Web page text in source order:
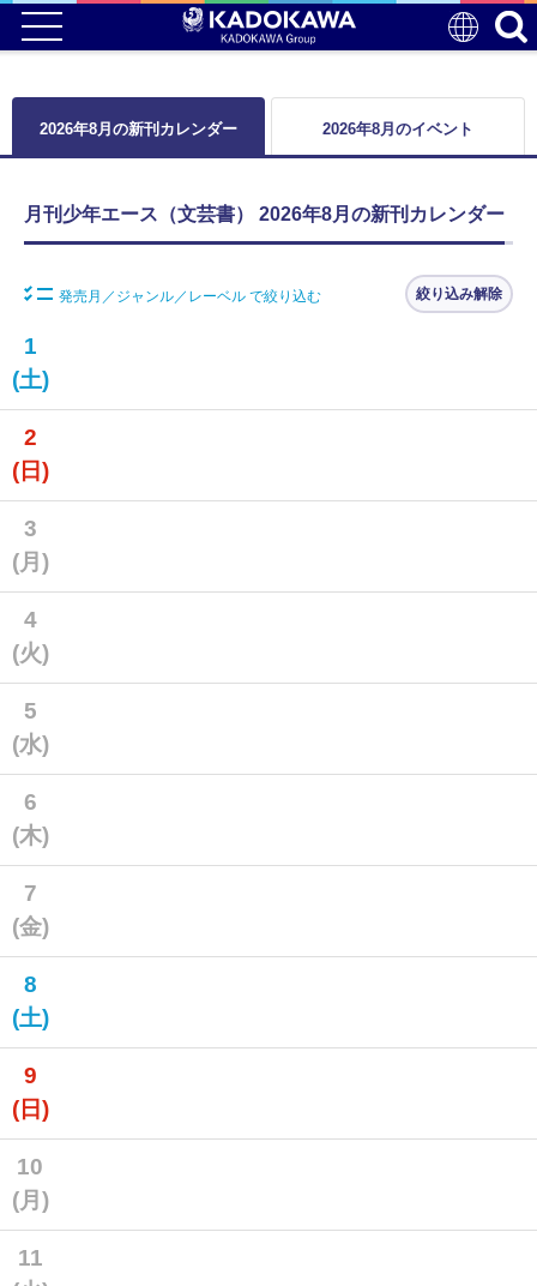
2026年8月の新刊カレンダー 2026年8月のイベント
月刊少年エース（文芸書） 2026年8月の新刊カレンダー
発売月／ジャンル／レーベル で絞り込む 絞り込み解除
1
(土)
2
(日)
3
(月)
4
(火)
5
(水)
6
(木)
7
(金)
8
(土)
9
(日)
10
(月)
11